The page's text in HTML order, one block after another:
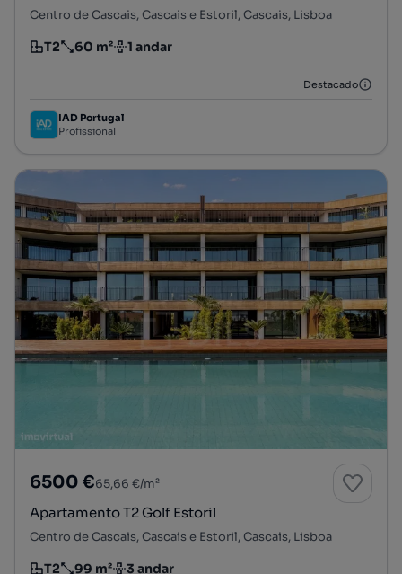
Centro de Cascais, Cascais e Estoril, Cascais, Lisboa
Tipologia
T2
Preço por metro quadrado
60 m²
Andar 1 andar
Destacado
IAD Portugal
Profissional
6500 €65,66 €/m²
Apartamento T2 Golf Estoril
Centro de Cascais, Cascais e Estoril, Cascais, Lisboa
T2 99 m² 3 andar